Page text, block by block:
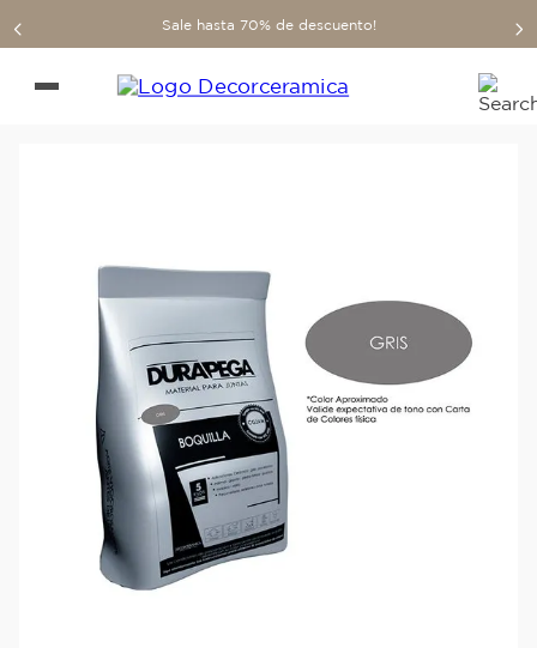
Sale hasta 70% de descuento!